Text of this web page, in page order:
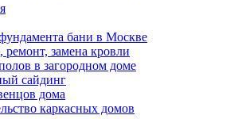
бани в Москве
замена кровли
в загородном доме
сайдинг
дома
каркасных домов